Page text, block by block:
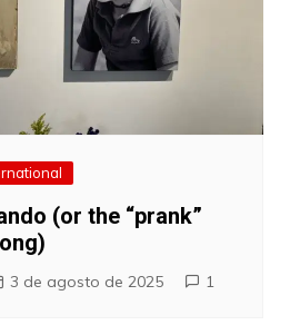
(or the “prank”
3 de agosto de 2025 1